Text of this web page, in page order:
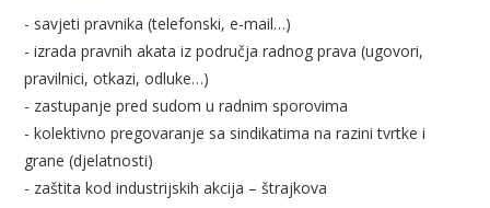
- savjeti pravnika (telefonski, e-mail…)
- izrada pravnih akata iz područja radnog prava (ugovori,
pravilnici, otkazi, odluke…)
- zastupanje pred sudom u radnim sporovima
- kolektivno pregovaranje sa sindikatima na razini tvrtke i
grane (djelatnosti)
- zaštita kod industrijskih akcija – štrajkova